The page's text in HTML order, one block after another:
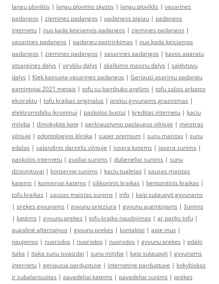
langu ploviklis | langu plovimo skystis | langu ploviklis | vasarines
padangos | ziemines padangos | padangos pigiau | padangos
internetu | nuo kada keiciamos padangos | ziemines padangos |
vasarines padangos | padangu pasirinkimas | nuo kada keiciamos
padangos | ziemines padangos | vasarines padangos | kavos aparatu
atsargines dalys | viryklių dalys | skalbimo masinu dalys | saldytuvu
dalys | Kiek kainuoja vasarines padangos | Geriausi asariniu padangu
gamintojai 2021 metais | tofu su bambuko anglimi | tofu zalios arbatos
ekstraktu | tofu kraikas originalus | prekiu gyvunams grazinimas |
elektromobiliu ikrovimui | paskolos bustui | kreditas internetu | kaciu
mityba | išmokykite katę | perkraustymo paslaugos vilniuje | meistras
vilniuje | odontologijos klinika | super premium | sunu maistas | sunu
edalas | valandinis darzelis vilniuje | josera katems | josera sunims |
paskolos internetu | guoliai sunims | dubeneliai sunims | sunu
dziovintuvai | konservai sunims | kaciu tualetas | sausas maistas
katems | konservai katems | silikoninis kraikas | bentonitinis kraikas |
tofu kraikas | sausas maistas sunims | info | kaip sutaupyti gyvunams
| prekes gyvunams | gyvunu prieziura | gyvunu augintojams | šunims
| katėms | gyvunu prekes | tofu kraiko naudojimas | ar patiks tofu |
augalinė alternatyva | gyvunu prekes | kontaktai | apie mus |
naujienos | nuorodos | nuorodos | nuorodos | gyvunu prekes | edalo
itaka | itaka sunu isvaizdai | sunu mityba | kaip sutaupyti | gyvunams
internetu | geriausia parduotuve | internetine parduotuve | kokybiskas
ir subalansuotas | pavadeliai katems | pavadeliai sunims | prekes